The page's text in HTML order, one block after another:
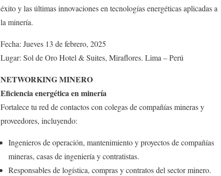
éxito y las últimas innovaciones en tecnologías energéticas aplicadas a
la minería.
Fecha: Jueves 13 de febrero, 2025
Lugar: Sol de Oro Hotel & Suites, Miraflores. Lima – Perú
NETWORKING MINERO
Eficiencia energética en minería
Fortalece tu red de contactos con colegas de compañías mineras y
proveedores, incluyendo:
Ingenieros de operación, mantenimiento y proyectos de compañías
mineras, casas de ingeniería y contratistas.
Responsables de logística, compras y contratos del sector minero.